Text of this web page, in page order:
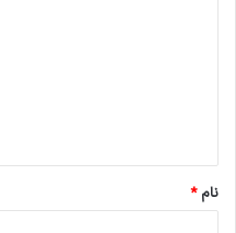
نام*